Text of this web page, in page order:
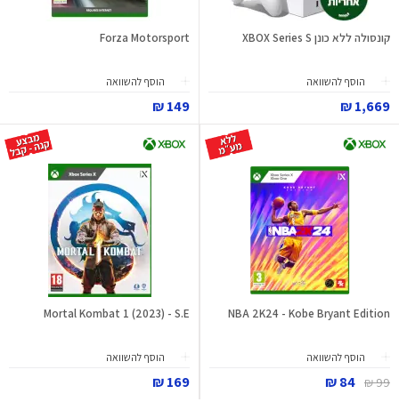
קונסולה ללא כונן XBOX Series S
הוסף להשוואה
1,669 ₪
Forza Motorsport
הוסף להשוואה
149 ₪
NBA 2K24 - Kobe Bryant Edition
הוסף להשוואה
99 ₪
84 ₪
Mortal Kombat 1 (2023) - S.E
הוסף להשוואה
169 ₪